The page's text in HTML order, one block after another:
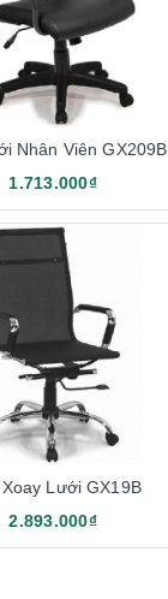
được sản xuất từ
Nhân Viên GX209B
1.713.000₫
Lưới GX19B
2.893.000₫